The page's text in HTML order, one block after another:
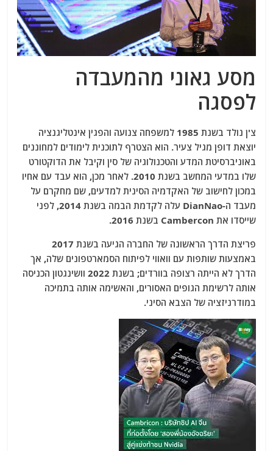
מסע גאוני מהמעבדה
לפסגה
צ'ן נולד בשנת 1985 למשפחה צנועה והפגין אינטליגנציה
יוצאת דופן מגיל צעיר. הוא הצטרף לתוכנית לימודים למחוננים
באוניברסיטת המדע והטכנולוגיה של סין וקיבל את הדוקטורט
שלו במדעי המחשב בשנת 2010. לאחר מכן, הוא עבד עם אחיו
במכון לחישוב של האקדמיה הסינית למדעים, שם מחקרם על
מעבד ה-DianNao עלה לקדמת הבמה בשנת 2014, לפני
שייסדו את Cambercon בשנת 2016.
פריצת הדרך הראשונה של החברה הגיעה בשנת 2017
באמצעות שותפות עם וואווי לפיתוח הסמארטפונים שלה, אך
הדרך לא הייתה רצופה בוורדים; בשנת 2022 וושינגטון הכניסה
אותה לרשימת הגופים האסורים, והאשימה אותה בתמיכה
במודרניזציה של הצבא הסיני.